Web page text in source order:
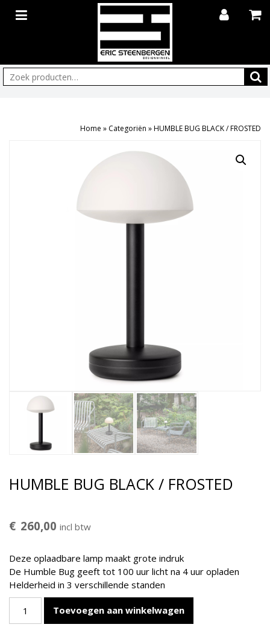
Zoeken:
Home » Categoriën »HUMBLE BUG BLACK / FROSTED
HUMBLE BUG BLACK / FROSTED
€ 260,00 incl btw
Deze oplaadbare lamp maakt grote indruk
De Humble Bug geeft tot 100 uur licht na 4 uur opladen
Helderheid in 3 verschillende standen
BUG
Toevoegen aan winkelwagen